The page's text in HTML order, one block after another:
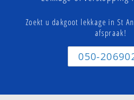
Zoekt u dakgoot lekkage in St
afspraak!
050-